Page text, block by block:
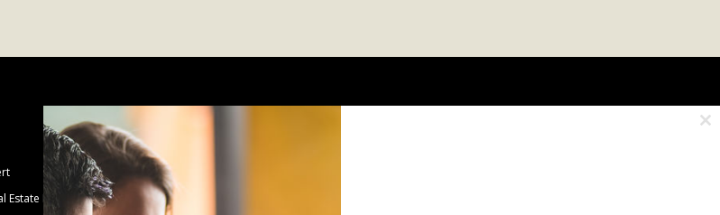
Estate BDK
Schrijf je in voor onze nieuwsbrief.
Nieuwsbrief Nieuwbouw